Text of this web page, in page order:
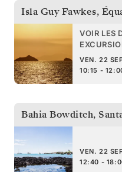
Isla Guy Fawkes,
VOIR LES
VEN. 22
10:15 -
Bahia Bowditch,
VEN. 22
12:40 -